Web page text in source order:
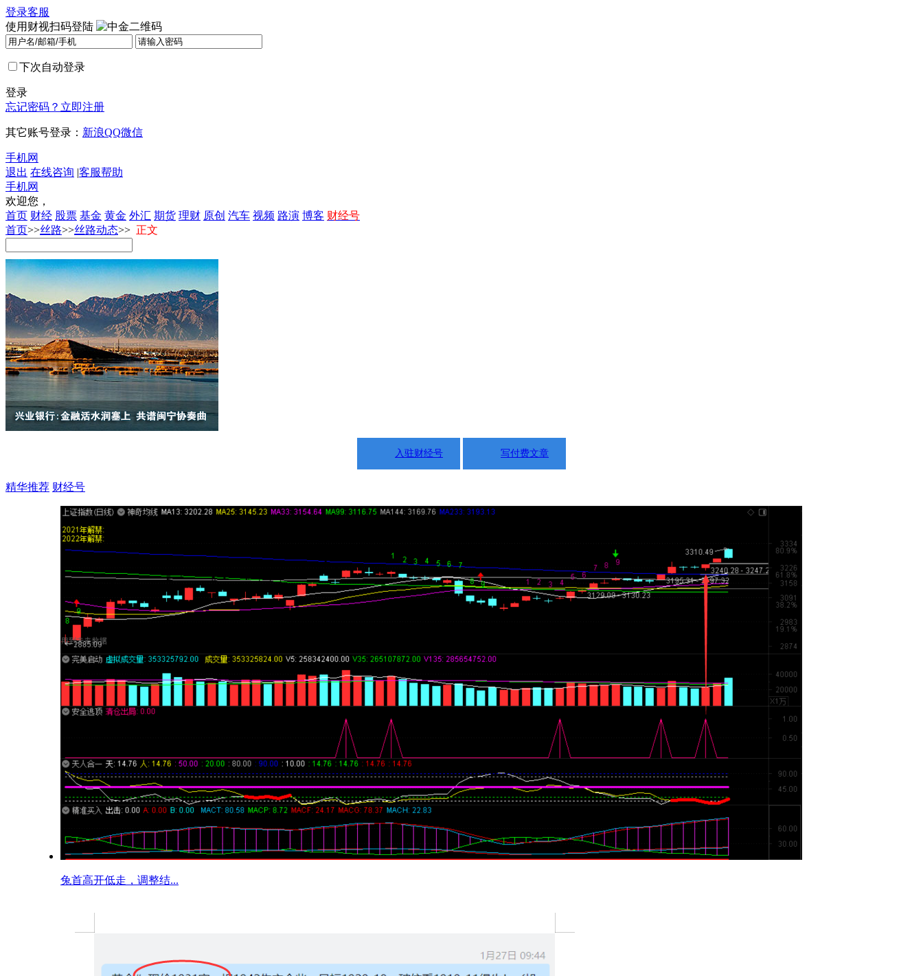
登录客服
使用财视扫码登陆
下次自动登录
登录
忘记密码？ 立即注册
其它账号登录： 新浪QQ微信
手机网
退出 在线咨询 |客服帮助
手机网
欢迎您，
首页 财经 股票 基金 黄金 外汇 期货 理财 原创 汽车 视频 路演 博客 财经号
首页>>丝路>>丝路动态>> 正文
入驻财经号 写付费文章
精华推荐 财经号
兔首高开低走，调整结...